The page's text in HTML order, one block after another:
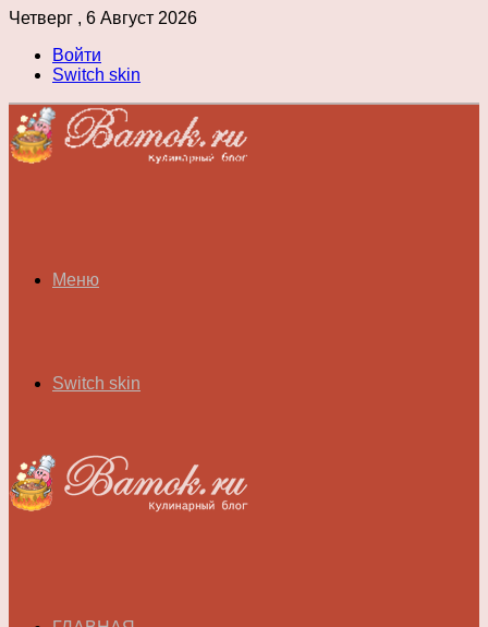
Четверг , 6 Август 2026
Войти
Switch skin
Меню
Switch skin